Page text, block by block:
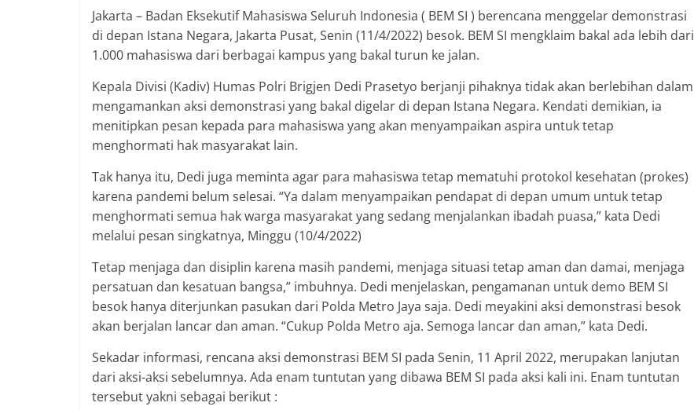
Jakarta – Badan Eksekutif Mahasiswa Seluruh Indonesia ( BEM SI ) berencana menggelar demonstrasi
di depan Istana Negara, Jakarta Pusat, Senin (11/4/2022) besok. BEM SI mengklaim bakal ada lebih dari
1.000 mahasiswa dari berbagai kampus yang bakal turun ke jalan.
Kepala Divisi (Kadiv) Humas Polri Brigjen Dedi Prasetyo berjanji pihaknya tidak akan berlebihan dalam
mengamankan aksi demonstrasi yang bakal digelar di depan Istana Negara. Kendati demikian, ia
menitipkan pesan kepada para mahasiswa yang akan menyampaikan aspira untuk tetap
menghormati hak masyarakat lain.
Tak hanya itu, Dedi juga meminta agar para mahasiswa tetap mematuhi protokol kesehatan (prokes)
karena pandemi belum selesai. “Ya dalam menyampaikan pendapat di depan umum untuk tetap
menghormati semua hak warga masyarakat yang sedang menjalankan ibadah puasa,” kata Dedi
melalui pesan singkatnya, Minggu (10/4/2022)
Tetap menjaga dan disiplin karena masih pandemi, menjaga situasi tetap aman dan damai, menjaga
persatuan dan kesatuan bangsa,” imbuhnya. Dedi menjelaskan, pengamanan untuk demo BEM SI
besok hanya diterjunkan pasukan dari Polda Metro Jaya saja. Dedi meyakini aksi demonstrasi besok
akan berjalan lancar dan aman. “Cukup Polda Metro aja. Semoga lancar dan aman,” kata Dedi.
Sekadar informasi, rencana aksi demonstrasi BEM SI pada Senin, 11 April 2022, merupakan lanjutan
dari aksi-aksi sebelumnya. Ada enam tuntutan yang dibawa BEM SI pada aksi kali ini. Enam tuntutan
tersebut yakni sebagai berikut :